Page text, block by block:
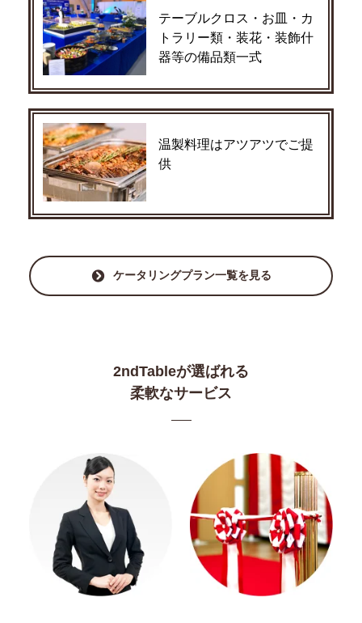
テーブルクロス・お皿・カ
トラリー類・装花・装飾什
器等の備品類一式
温製料理はアツアツでご提
供
ケータリングプラン一覧を見る
2ndTableが選ばれる
柔軟なサービス